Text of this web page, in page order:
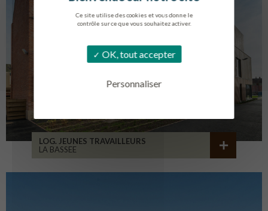
Ce site utilise des cookies et vous donne le
contrôle sur ce que vous souhaitez activer.
OK, tout accepter
Personnaliser
LOG. JEUNES TRAVAILLEURS
LA BASSEE